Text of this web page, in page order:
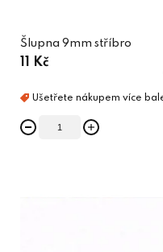
Šlupna 9mm stříbro
11 Kč